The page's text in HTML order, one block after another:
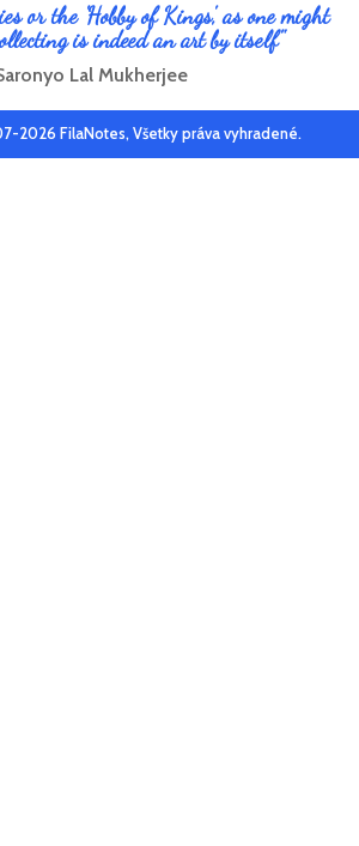
or the 'Hobby of Kings', as one might
is indeed an art by itself"
Lal Mukherjee
2026 FilaNotes, Všetky práva vyhradené.